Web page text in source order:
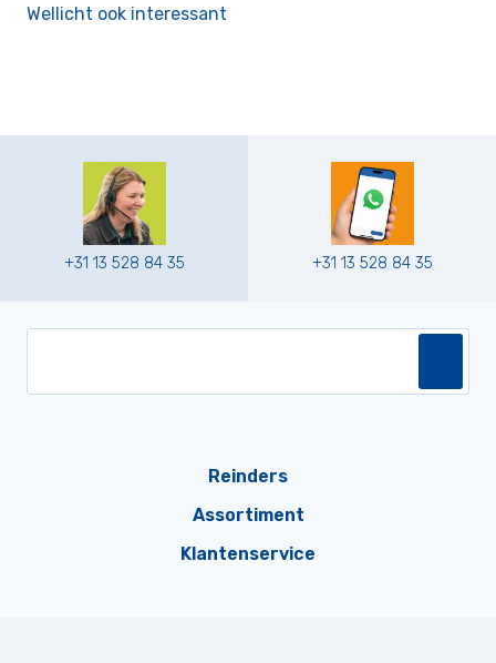
Wellicht ook interessant
+31 13 528 84 35 +31 13 528 84 35
Reinders
Assortiment
Klantenservice